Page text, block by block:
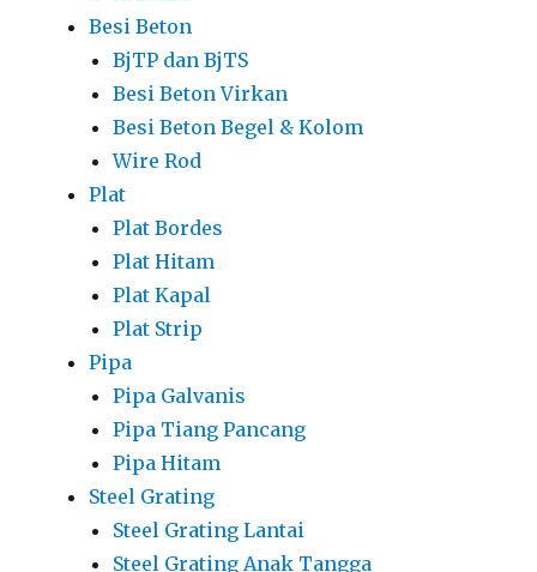
Besi Beton
BjTP dan BjTS
Besi Beton Virkan
Besi Beton Begel & Kolom
Wire Rod
Plat
Plat Bordes
Plat Hitam
Plat Kapal
Plat Strip
Pipa
Pipa Galvanis
Pipa Tiang Pancang
Pipa Hitam
Steel Grating
Steel Grating Lantai
Steel Grating Anak Tangga